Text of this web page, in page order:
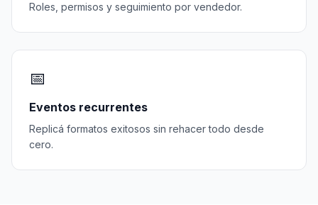
Roles, permisos y seguimiento por vendedor.
📅
Eventos recurrentes
Replicá formatos exitosos sin rehacer todo desde
cero.